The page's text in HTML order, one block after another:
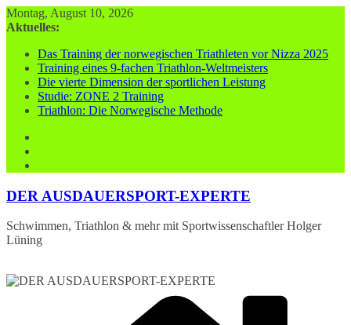
Zum
Inhalt
Montag, August 10, 2026
Aktuelles:
Das Training der norwegischen Triathleten vor Nizza 2025
Training eines 9-fachen Triathlon-Weltmeisters
Die vierte Dimension der sportlichen Leistung
Studie: ZONE 2 Training
Triathlon: Die Norwegische Methode
DER AUSDAUERSPORT-EXPERTE
Schwimmen, Triathlon & mehr mit Sportwissenschaftler Holger
Lüning